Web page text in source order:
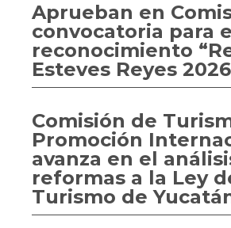
Aprueban en
convocatoria para
reconocimiento
Esteves Reyes
Comisión de
Promoción
avanza en el
reformas a la Ley
Turismo de